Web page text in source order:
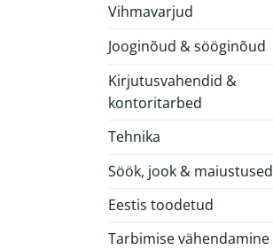
Vihmavarjud
Jooginõud & sööginõud
Kirjutusvahendid &
kontoritarbed
Tehnika
Söök, jook & maiustused
Eestis toodetud
Tarbimise vähendamine